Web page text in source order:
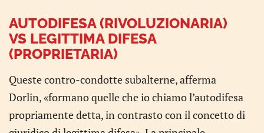
AUTODIFESA (RIVOLUZIONARIA)
VS LEGITTIMA DIFESA
(PROPRIETARIA)
Queste contro-condotte subalterne, afferma
Dorlin, «formano quelle che io chiamo l’autodifesa
propriamente detta, in contrasto con il concetto di